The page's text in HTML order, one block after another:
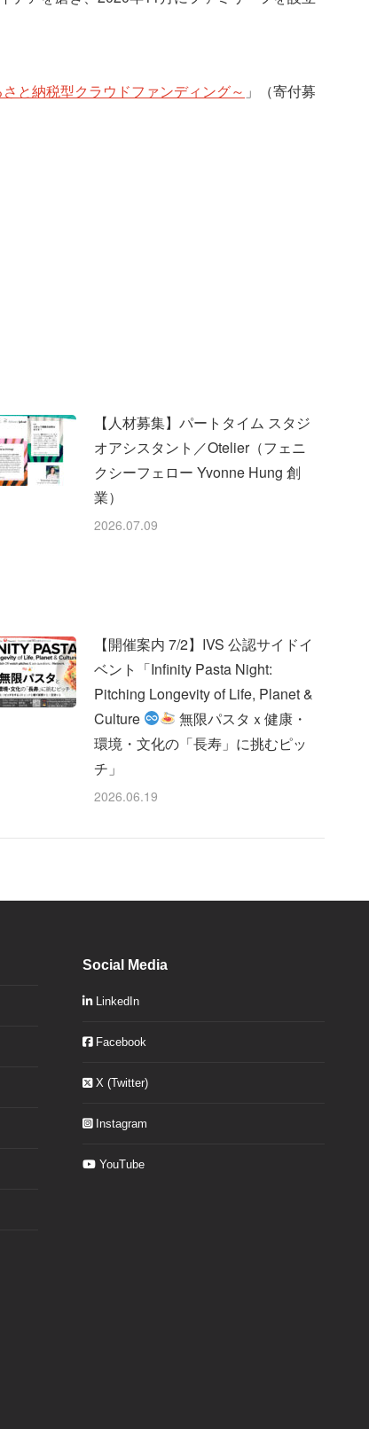
と納税型クラウドファンディング～ 」（寄付募
【人材募集】パートタイム スタジ
オアシスタント／Otelier（フェニ
クシーフェロー Yvonne Hung 創
業）
2026.07.09
【開催案内 7/2】IVS 公認サイドイ
ベント「Infinity Pasta Night:
Pitching Longevity of Life, Planet &
Culture
無限パスタｘ健康・
環境・文化の「長寿」に挑むピッ
チ」
2026.06.19
Social Media
LinkedIn
Facebook
X (Twitter)
Instagram
YouTube